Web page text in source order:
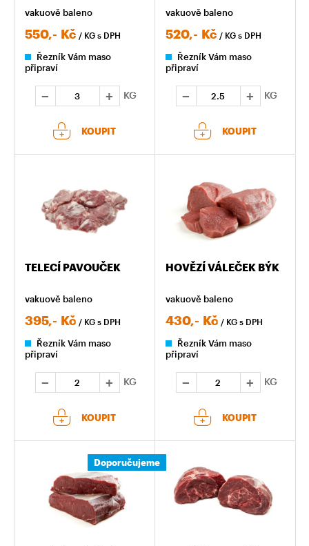
vakuově baleno
550,- Kč / KG s DPH
Řezník Vám maso
připraví
KG
KOUPIT
vakuově baleno
520,- Kč / KG s DPH
Řezník Vám maso
připraví
KG
KOUPIT
TELECÍ PAVOUČEK
vakuově baleno
395,- Kč / KG s DPH
Řezník Vám maso
připraví
KG
KOUPIT
HOVĚZÍ VÁLEČEK BÝK
vakuově baleno
430,- Kč / KG s DPH
Řezník Vám maso
připraví
KG
KOUPIT
Doporučujeme